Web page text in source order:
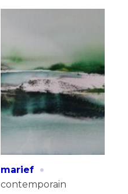
marief ·
contemporain